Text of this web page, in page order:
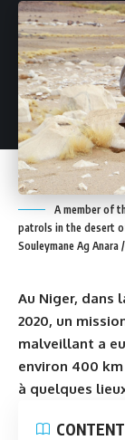
A member of
patrols in the desert
Souleymane Ag Anara
Au Niger, dans
2020, un
malveillant a
environ 400
à quelques